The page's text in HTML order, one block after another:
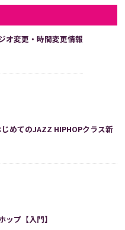
オ変更・時間変更情報
めてのJAZZ HIPHOPクラス新
ップ【入門】